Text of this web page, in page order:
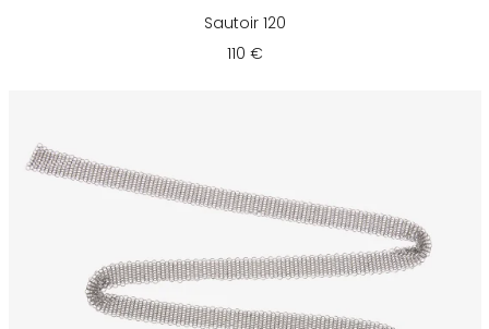
Sautoir 120
110 €